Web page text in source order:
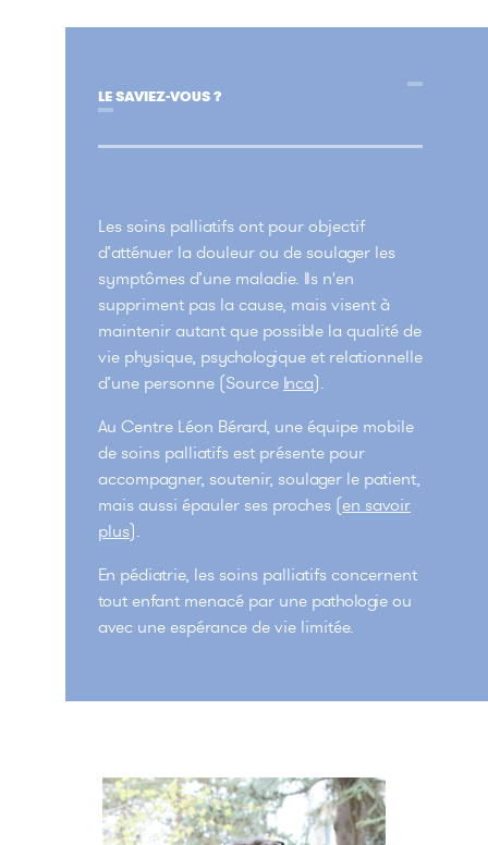
LE SAVIEZ-VOUS ?
Les soins palliatifs ont pour objectif
d’atténuer la douleur ou de soulager les
symptômes d’une maladie. Ils n'en
suppriment pas la cause, mais visent à
maintenir autant que possible la qualité de
vie physique, psychologique et relationnelle
d’une personne (Source Inca).
Au Centre Léon Bérard, une équipe mobile
de soins palliatifs est présente pour
accompagner, soutenir, soulager le patient,
mais aussi épauler ses proches (en savoir
plus).
En pédiatrie, les soins palliatifs concernent
tout enfant menacé par une pathologie ou
avec une espérance de vie limitée.